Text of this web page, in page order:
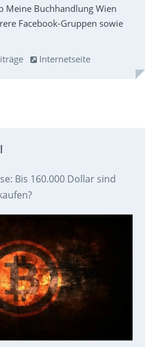
Meine Buchhandlung Wien
Facebook-Gruppen sowie
Internetseite
Bis 160.000 Dollar sind